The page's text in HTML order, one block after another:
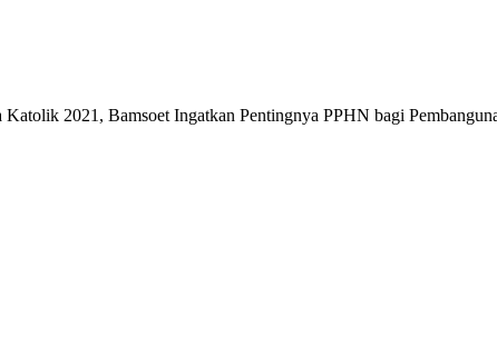
2021, Bamsoet Ingatkan Pentingnya PPHN bagi